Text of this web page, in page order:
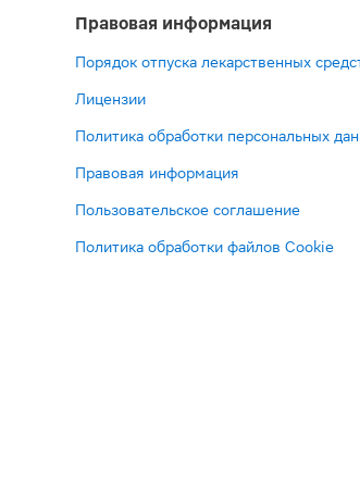
Правовая информация
Порядок отпуска лекарственных
Лицензии
Политика обработки персональных
Правовая информация
Пользовательское соглашение
Политика обработки файлов Cookie